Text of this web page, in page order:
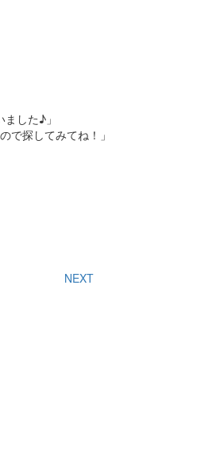
した♪」
で探してみてね！」
NEXT